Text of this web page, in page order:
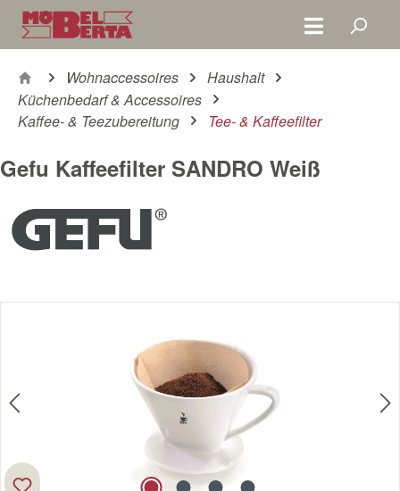
Zum Hauptinhalt springen
Wohnaccessoires
Haushalt
Küchenbedarf & Accessoires
Kaffee- & Teezubereitung
Tee- & Kaffeefilter
Gefu Kaffeefilter SANDRO Weiß